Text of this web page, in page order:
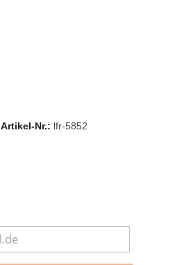
Artikel-Nr. lfr-5852